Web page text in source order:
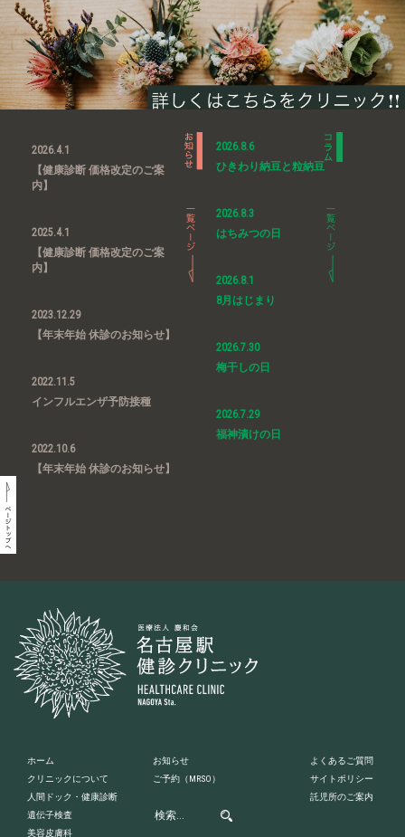
2026.4.1
【健康診断 価格改定のご案
内】
2025.4.1
【健康診断 価格改定のご案
内】
2023.12.29
【年末年始 休診のお知らせ】
2022.11.5
インフルエンザ予防接種
2022.10.6
【年末年始 休診のお知らせ】
2026.8.6
ひきわり納豆と粒納豆
2026.8.3
はちみつの日
2026.8.1
8月はじまり
2026.7.30
梅干しの日
2026.7.29
福神漬けの日
ホーム
クリニックについて
人間ドック・健康診断
遺伝子検査
美容皮膚科
お知らせ
ご予約 （MRSO）
よくあるご質問
サイトポリシー
託児所のご案内